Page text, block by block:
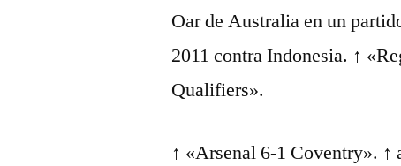
Oar de Australia en un
2011 contra Indonesia. ↑
Qualifiers».
↑ «Arsenal 6-1 Coventry».